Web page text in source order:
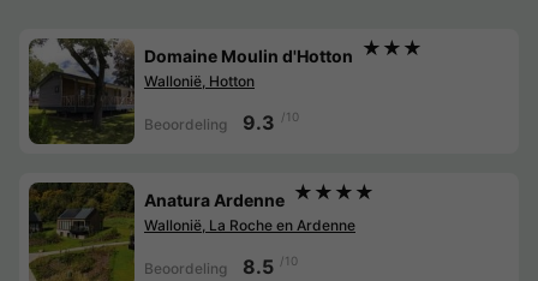
Domaine Moulin d'Hotton ★★★
Wallonië, Hotton
Beoordeling 9.3 /10
Anatura Ardenne ★★★★
Wallonië, La Roche en Ardenne
Beoordeling 8.5 /10